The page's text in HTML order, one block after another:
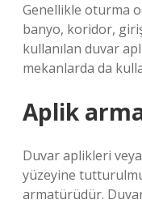
Genellikle oturma
banyo, koridor,
kullanılan duvar
mekanlarda da
Aplik
Duvar aplikleri
yüzeyine
armatürüdür.